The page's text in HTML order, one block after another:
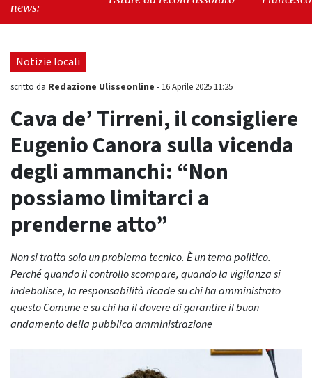
news:
Notizie locali
scritto da Redazione Ulisseonline - 16 Aprile 2025 11:25
Cava de’ Tirreni, il consigliere
Eugenio Canora sulla vicenda
degli ammanchi: “Non
possiamo limitarci a
prenderne atto”
Non si tratta solo un problema tecnico. È un tema politico.
Perché quando il controllo scompare, quando la vigilanza si
indebolisce, la responsabilità ricade su chi ha amministrato
questo Comune e su chi ha il dovere di garantire il buon
andamento della pubblica amministrazione